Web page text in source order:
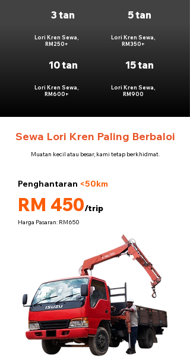
3 tan
Lori Kren Sewa,
RM250+
10 tan
Lori Kren Sewa,
RM600+
5 tan
Lori Kren Sewa,
RM350+
15 tan
Lori Kren Sewa,
RM900
Sewa Lori Kren Paling Berbaloi
Muatan kecil atau besar, kami tetap berkhidmat.
Penghantaran <50km
RM 450/trip
Harga Pasaran: RM650